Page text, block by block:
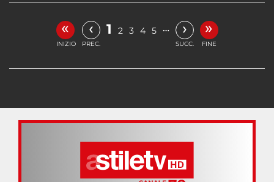
«
INIZIO
‹
PREC.
1 2 3 4 5 … ›
SUCC.
»
FINE